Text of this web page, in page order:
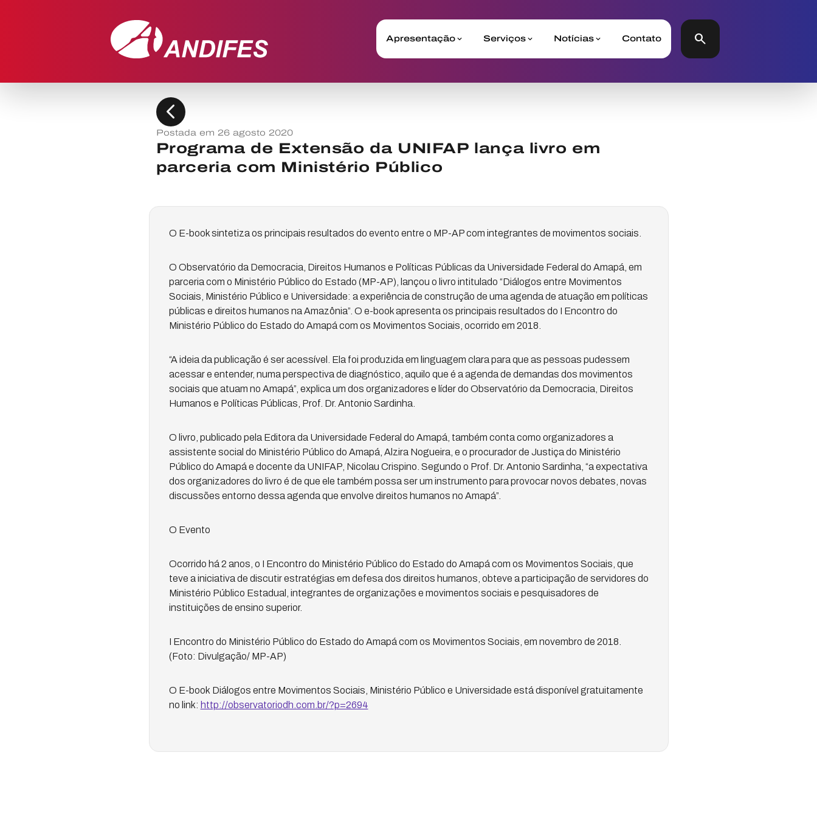
Apresentação Serviços Notícias Contato search
chevron_left
Postada em 26 agosto 2020
Programa de Extensão da UNIFAP lança livro em
parceria com Ministério Público
O E-book sintetiza os principais resultados do evento entre o MP-AP com integrantes de movimentos sociais.
O Observatório da Democracia, Direitos Humanos e Políticas Públicas da Universidade Federal do Amapá, em
parceria com o Ministério Público do Estado (MP-AP), lançou o livro intitulado “Diálogos entre Movimentos
Sociais, Ministério Público e Universidade: a experiência de construção de uma agenda de atuação em políticas
públicas e direitos humanos na Amazônia”. O e-book apresenta os principais resultados do I Encontro do
Ministério Público do Estado do Amapá com os Movimentos Sociais, ocorrido em 2018.
“A ideia da publicação é ser acessível. Ela foi produzida em linguagem clara para que as pessoas pudessem
acessar e entender, numa perspectiva de diagnóstico, aquilo que é a agenda de demandas dos movimentos
sociais que atuam no Amapá”, explica um dos organizadores e líder do Observatório da Democracia, Direitos
Humanos e Políticas Públicas, Prof. Dr. Antonio Sardinha.
O livro, publicado pela Editora da Universidade Federal do Amapá, também conta como organizadores a
assistente social do Ministério Público do Amapá, Alzira Nogueira, e o procurador de Justiça do Ministério
Público do Amapá e docente da UNIFAP, Nicolau Crispino. Segundo o Prof. Dr. Antonio Sardinha, “a expectativa
dos organizadores do livro é de que ele também possa ser um instrumento para provocar novos debates, novas
discussões entorno dessa agenda que envolve direitos humanos no Amapá”.
O Evento
Ocorrido há 2 anos, o I Encontro do Ministério Público do Estado do Amapá com os Movimentos Sociais, que
teve a iniciativa de discutir estratégias em defesa dos direitos humanos, obteve a participação de servidores do
Ministério Público Estadual, integrantes de organizações e movimentos sociais e pesquisadores de
instituições de ensino superior.
I Encontro do Ministério Público do Estado do Amapá com os Movimentos Sociais, em novembro de 2018.
(Foto: Divulgação/ MP-AP)
O E-book Diálogos entre Movimentos Sociais, Ministério Público e Universidade está disponível gratuitamente
no link: http://observatoriodh.com.br/?p=2694